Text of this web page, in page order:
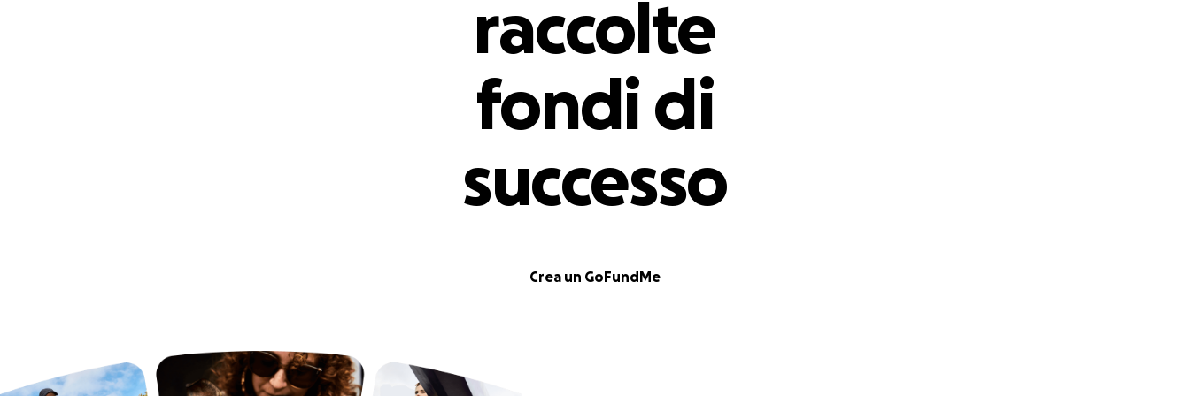
raccolte
fondi di
successo
Crea un GoFundMe